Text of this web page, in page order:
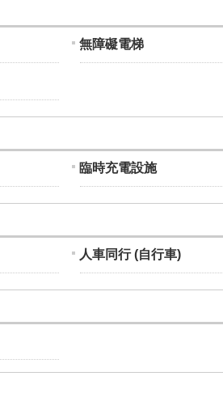
無障礙電梯
臨時充電設施
人車同行 (自行車)